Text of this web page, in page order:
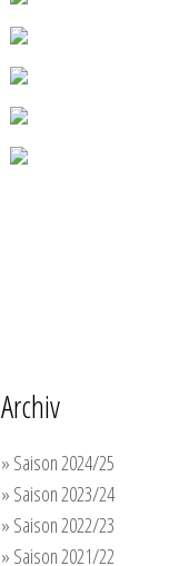
Archiv
» Saison 2024/25
» Saison 2023/24
» Saison 2022/23
» Saison 2021/22